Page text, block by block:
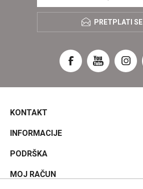
PRETPLATI SE
KONTAKT
INFORMACIJE
PODRŠKA
MOJ RAČUN